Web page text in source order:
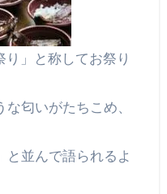
り」と称してお祭り
匂いがたちこめ、
並んで語られるよ